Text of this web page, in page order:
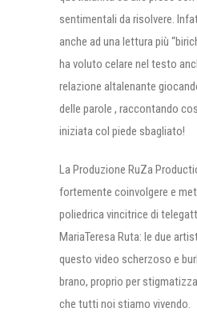
sentimentali da risolvere.
anche ad una lettura più
ha voluto celare nel testo
relazione altalenante
delle parole , raccontando
iniziata col piede sbagliato!
La Produzione RuZa
fortemente coinvolgere e
poliedrica vincitrice di
MariaTeresa Ruta: le due
questo video scherzoso e
brano, proprio per
che tutti noi stiamo vivendo.